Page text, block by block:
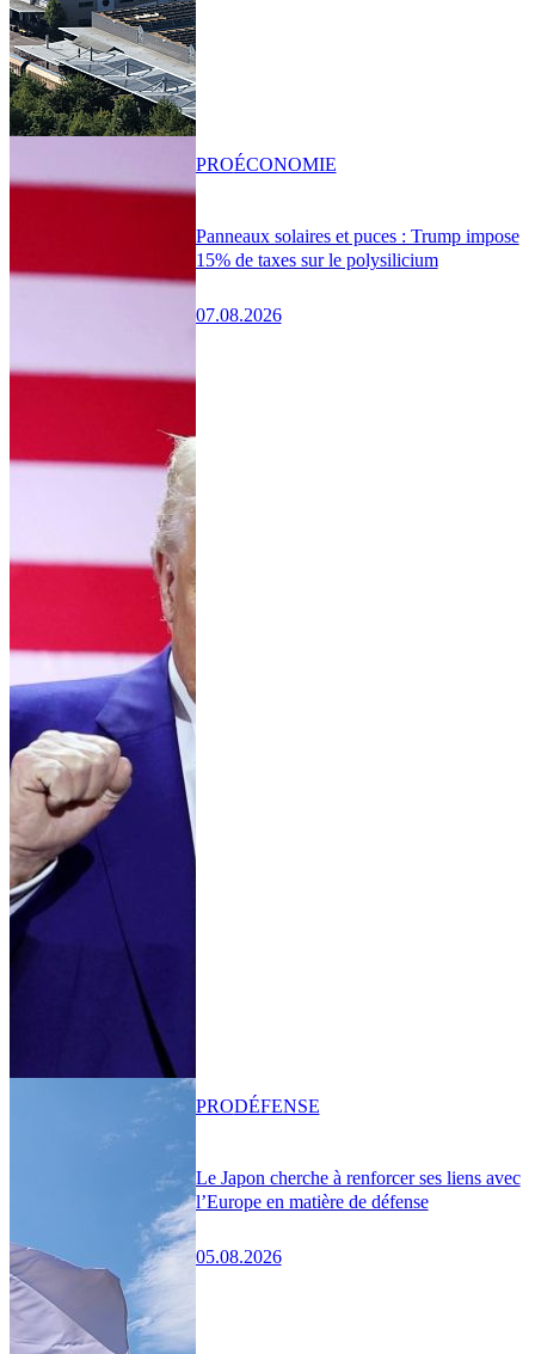
Panneaux solaires et puces : Trump impose
15% de taxes sur le polysilicium
07.08.2026
PROÉCONOMIE
Le Japon cherche à renforcer ses liens avec
l’Europe en matière de défense
05.08.2026
PRODÉFENSE